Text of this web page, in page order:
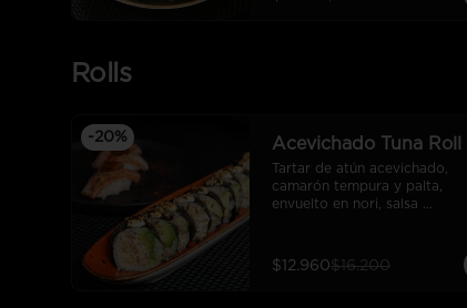
Rolls
-20% Acevichado Tuna Roll
Tartar de atún acevichado,
camarón tempura y palta,
envuelto en nori, salsa
$12.960$16.200